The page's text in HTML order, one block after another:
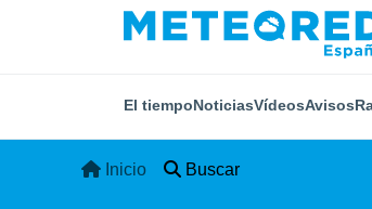
El tiempoNoticiasVídeosAvisos
Inicio Buscar